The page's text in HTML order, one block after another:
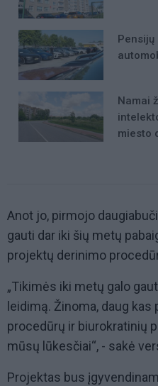
Namai
miesto
Anot jo, pirmojo
gauti dar iki šių metų
projektų derinimo
„Tikimės iki metų galo
leidimą. Žinoma, daug
procedūrų ir biurokratinių
mūsų lūkesčiai“, - sakė
Projektas bus